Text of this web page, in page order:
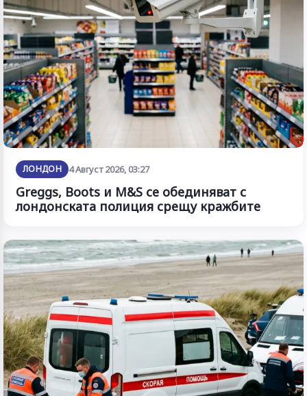
ЛОНДОН 4 Август 2026, 03:27
Greggs, Boots и M&S се обединяват с
лондонската полиция срещу кражбите